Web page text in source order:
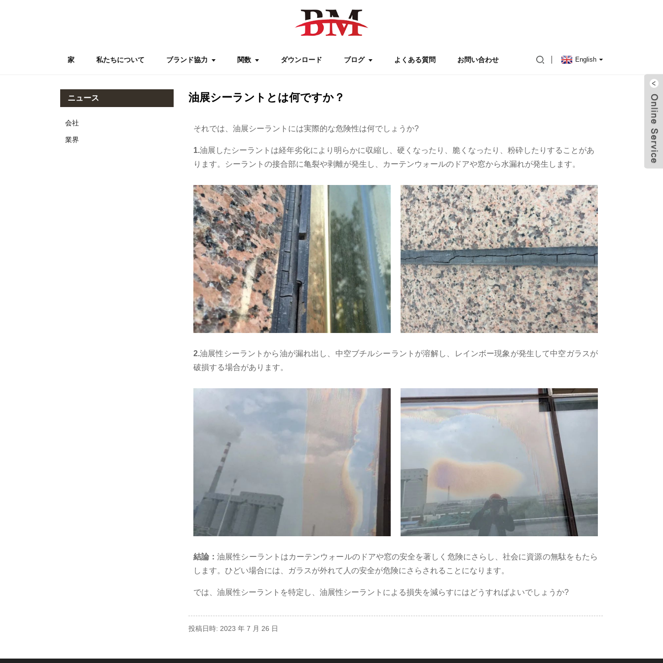
家 私たちについて ブランド協力 関数 ダウンロード ブログ よくある質問 お問い合わせ English
ニュース
会社
業界
油展シーラントとは何ですか？
それでは、油展シーラントには実際的な危険性は何でしょうか?
1.油展したシーラントは経年劣化により明らかに収縮し、硬くなったり、脆くなったり、粉砕したりすることがあ
ります。シーラントの接合部に亀裂や剥離が発生し、カーテンウォールのドアや窓から水漏れが発生します。
2.油展性シーラントから油が漏れ出し、中空ブチルシーラントが溶解し、レインボー現象が発生して中空ガラスが
破損する場合があります。
結論：油展性シーラントはカーテンウォールのドアや窓の安全を著しく危険にさらし、社会に資源の無駄をもたら
します。ひどい場合には、ガラスが外れて人の安全が危険にさらされることになります。
では、油展性シーラントを特定し、油展性シーラントによる損失を減らすにはどうすればよいでしょうか?
投稿日時: 2023 年 7 月 26 日